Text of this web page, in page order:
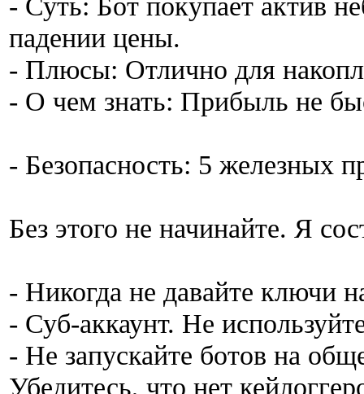
падении цены.
- Плюсы: Отлично для
- О чем знать: Прибыль не
- Безопасность: 5 железных
Без этого не начинайте. Я
- Никогда не давайте ключи
- Суб-аккаунт. Не
- Не запускайте ботов на
Убедитесь, что нет